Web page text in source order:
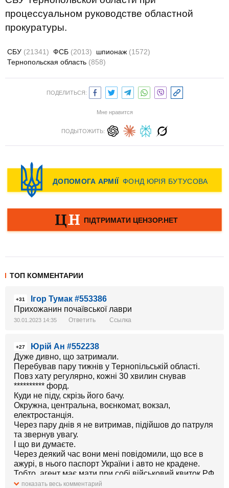
процессуальном руководстве областной
прокуратуры.
СБУ (21341) ФСБ (2013) шпионаж (1572)
Тернопольская область (858)
ПОДЕЛИТЬСЯ:
Мне нравится
ПОДЫТОЖИТЬ:
ТОП КОММЕНТАРИИ
+31
Ігор Тумак #553386
Прихожанин почаївської лаври
30.01.2023 14:35 Ответить Ссылка
+27
Юрій Ан #552238
Дуже дивно, що затримали.
Перебував пару тижнів у Тернопільській області.
Повз хату регулярно, кожні 30 хвилин снував
********** форд.
Куди не піду, скрізь його бачу.
Окружна, центральна, воєнкомат, вокзал,
електростанція.
Через пару днів я не витримав, підійшов до патруля
та звернув увагу.
І що ви думаєте.
Через деякий час вони мені повідомили, що все в
ажурі, в нього паспорт України і авто не крадене.
Тобто, агент має мати при собі військовий квиток РФ
та іздити на краденому авто, що б його затримали.
показать весь комментарий